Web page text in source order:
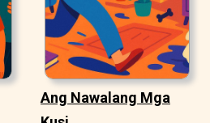
Ang Nawalang Mga